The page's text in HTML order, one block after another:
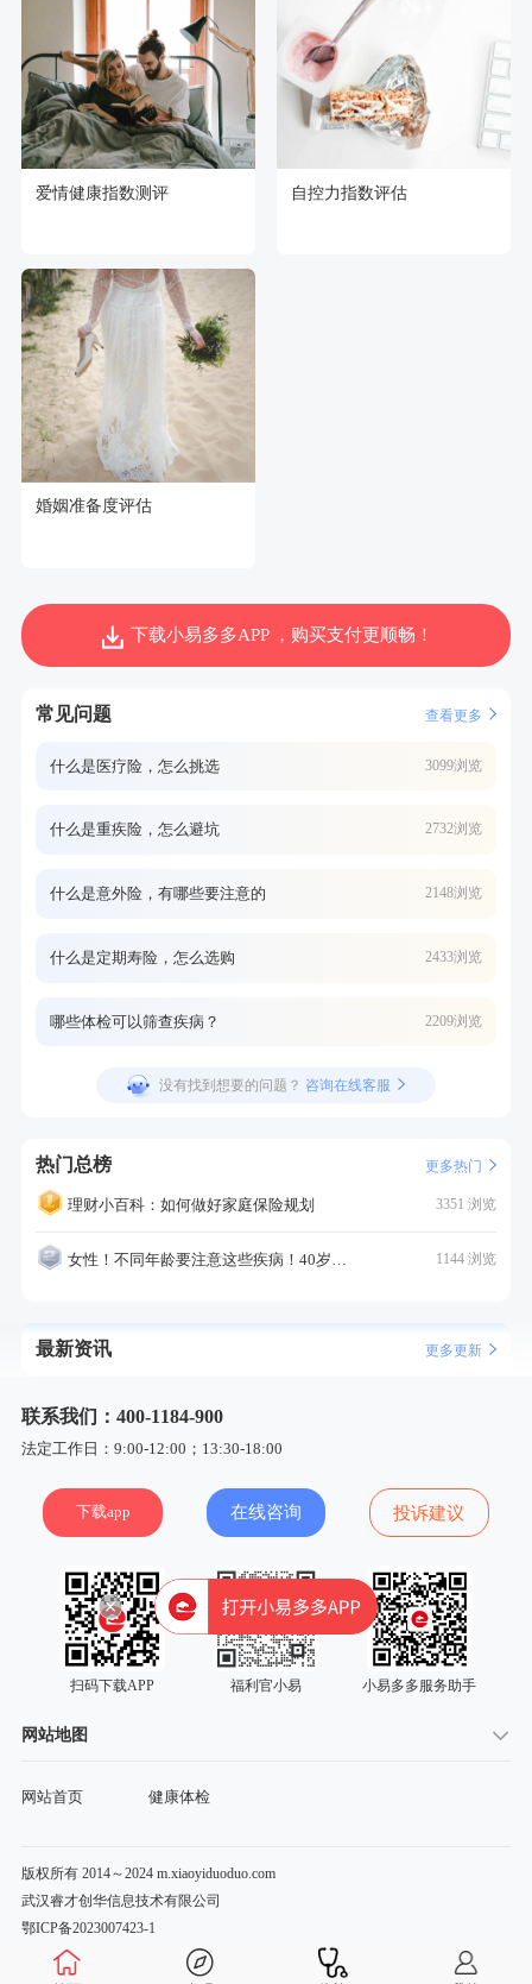
爱情健康指数测评 自控力指数评估
婚姻准备度评估
下载小易多多APP ，购买支付更顺畅！
常见问题 查看更多
什么是医疗险，怎么挑选 3099浏览
什么是重疾险，怎么避坑 2732浏览
什么是意外险，有哪些要注意的 2148浏览
什么是定期寿险，怎么选购 2433浏览
哪些体检可以筛查疾病？ 2209浏览
没有找到想要的问题？ 咨询在线客服
热门总榜 更多热门
理财小百科：如何做好家庭保险规划 3351 浏览
女性！不同年龄要注意这些疾病！40岁的这个疾病最需要注意！ 1144 浏览
最新资讯 更多更新
联系我们：400-1184-900
法定工作日：9:00-12:00；13:30-18:00
下载app 在线咨询 投诉建议
扫码下载APP 福利官小易 小易多多服务助手
网站地图
网站首页 健康体检
版权所有 2014～2024 m.xiaoyiduoduo.com
武汉睿才创华信息技术有限公司
鄂ICP备2023007423-1